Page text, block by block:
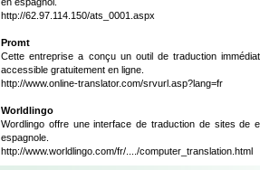
http://62.97.114.150/ats_0001.aspx
Promt
Cette entreprise a conçu un outil de traduction
accessible gratuitement en ligne.
http://www.online-translator.com/srvurl.asp?lang=fr
Worldlingo
Wordlingo offre une interface de traduction de sites de
espagnole.
http://www.worldlingo.com/fr/..../computer_translation.html